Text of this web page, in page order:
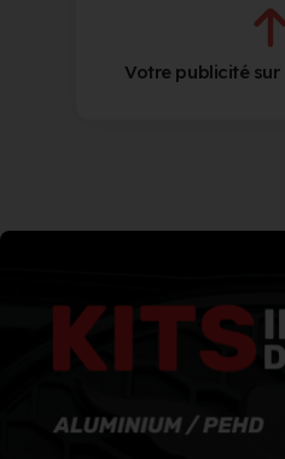
Votre publicité sur